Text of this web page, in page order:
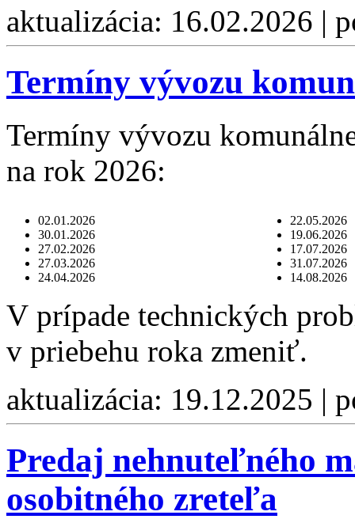
aktualizácia: 16.02.2026 |
Termíny vývozu
Termíny vývozu
na rok 2026:
02.01.2026
30.01.2026
27.02.2026
27.03.2026
24.04.2026
22.05.2026
19.06.2026
17.07.2026
31.07.2026
14.08.2026
V prípade technických
v priebehu roka zmeniť.
aktualizácia: 19.12.2025 |
Predaj nehnuteľného
osobitného zreteľa